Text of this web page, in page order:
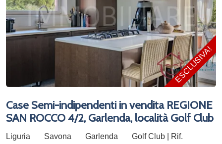
ESCLUSIVA!
Case Semi-indipendenti in vendita REGIONE
SAN ROCCO 4/2, Garlenda, località Golf Club
Liguria Savona Garlenda
Golf Club | Rif.